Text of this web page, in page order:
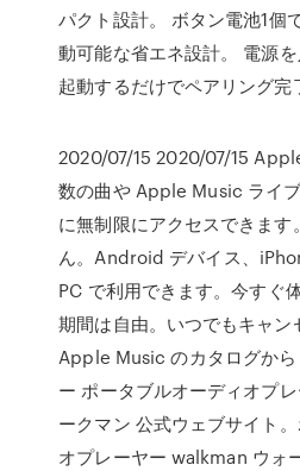
パクト設計。 ボタン電池1個
動可能な省エネ設計。 電源
起動するだけでペアリング
2020/07/15 2020/07/15
数の曲や Apple Music ライ
に無制限にアクセスできま
ん。Android デバイス、
PC で利用できます。今すぐ
期間は自由。いつでもキャン
Apple Music のカタログか
ー ポータブルオーディオプ
ークマン 公式ウェブサイト
オプレーヤー walkman ウォ